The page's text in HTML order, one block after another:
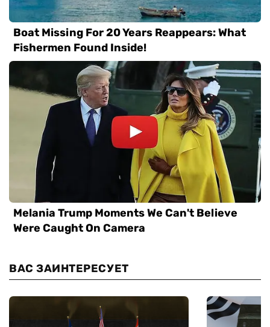
ВАС ЗАИНТЕРЕСУЕТ